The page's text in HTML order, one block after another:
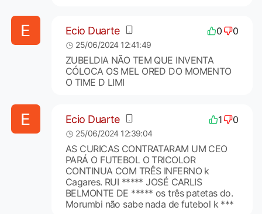
Ecio Duarte 0 0
25/06/2024 12:41:49
ZUBELDIA NÃO TEM QUE INVENTA
CÓLOCA OS MEL ORED DO MOMENTO
O TIME D LIMI
Ecio Duarte 1 0
25/06/2024 12:39:04
AS CURICAS CONTRATARAM UM CEO
PARÁ O FUTEBOL O TRICOLOR
CONTINUA COM TRÊS INFERNO k
Cagares. RUI ***** JOSÉ CARLIS
BELMONTE DE ***** os três patetas do.
Morumbi não sabe nada de futebol k ***